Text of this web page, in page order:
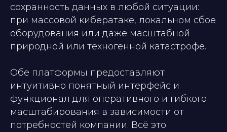
сохранность данных в любой ситуации:
при массовой кибератаке, локальном сбое
оборудования или даже масштабной
природной или техногенной катастрофе.
Обе платформы предоставляют
интуитивно понятный интерфейс и
функционал для оперативного и гибкого
масштабирования в зависимости от
потребностей компании. Всё это